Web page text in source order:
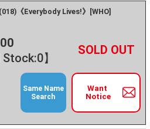
(018)《Everybody Lives!》[WHO]
Stock:0】
－ +
Want
Notice
Same Name
Search